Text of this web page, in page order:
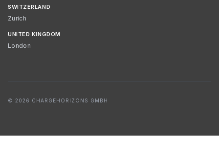
SWITZERLAND
Zurich
UNITED KINGDOM
London
© 2026 CHARGEHORIZONS GMBH